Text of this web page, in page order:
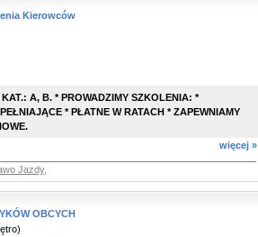
Kierowców
A, B. * PROWADZIMY SZKOLENIA: *
* PŁATNE W RATACH * ZAPEWNIAMY
więcej »
Jazdy,
OBCYCH